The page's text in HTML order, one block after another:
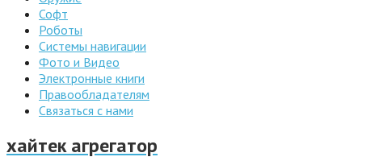
Софт
Роботы
Системы навигации
Фото и Видео
Электронные книги
Правообладателям
Связаться с нами
хайтек агрегатор